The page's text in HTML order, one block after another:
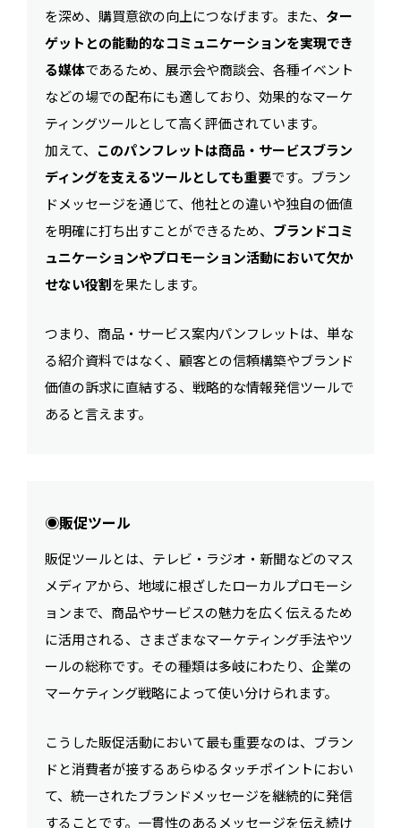
を深め、購買意欲の向上につなげます。また、 ター
ゲットとの能動的なコミュニケーションを実現でき
る媒体であるため、展示会や商談会、各種イベント
などの場での配布にも適しており、効果的なマーケ
ティングツールとして高く評価されています。
加えて、 このパンフレットは商品・サービスブラン
ディングを支えるツールとしても重要です。ブラン
ドメッセージを通じて、他社との違いや独自の価値
を明確に打ち出すことができるため、 ブランドコミ
ュニケーションやプロモーション活動において欠か
せない役割を果たします。
つまり、商品・サービス案内パンフレットは、単な
る紹介資料ではなく、顧客との信頼構築やブランド
価値の訴求に直結する、戦略的な情報発信ツールで
あると言えます。
◉販促ツール
販促ツールとは、テレビ・ラジオ・新聞などのマス
メディアから、地域に根ざしたローカルプロモーシ
ョンまで、商品やサービスの魅力を広く伝えるため
に活用される、さまざまなマーケティング手法やツ
ールの総称です。その種類は多岐にわたり、企業の
マーケティング戦略によって使い分けられます。
こうした販促活動において最も重要なのは、ブラン
ドと消費者が接するあらゆるタッチポイントにおい
て、統一されたブランドメッセージを継続的に発信
することです。一貫性のあるメッセージを伝え続け